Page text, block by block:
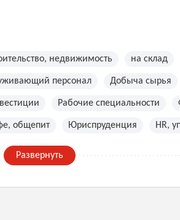
недвижимость на склад
персонал Добыча сырья
Рабочие специальности
общепит Юриспруденция HR,
Развернуть